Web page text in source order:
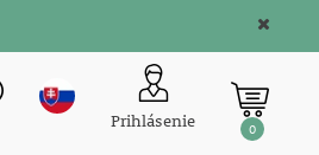
Prihlásenie 0